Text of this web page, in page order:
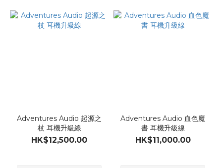
價格
Adventures Audio 起源之
杖 耳機升級線
HK$12,500.00
Adventures Audio 血色魔
書 耳機升級線
HK$11,000.00